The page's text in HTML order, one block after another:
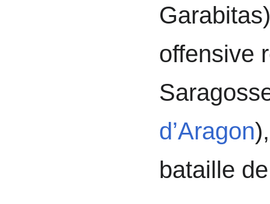
offensive
d’Aragon
bataille